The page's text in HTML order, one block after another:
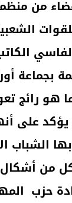
تقدم بها 6
بجماعة
هو رائج
على
الشباب
من أشكال
حزب